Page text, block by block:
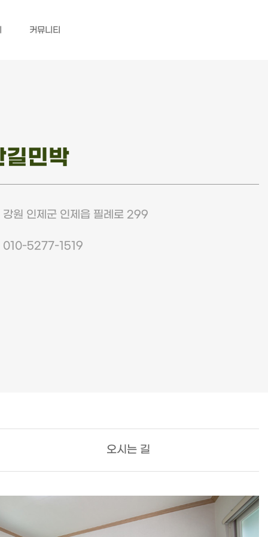
커뮤니티
길민박
강원 인제군 인제읍 필례로 299
010-5277-1519
오시는 길